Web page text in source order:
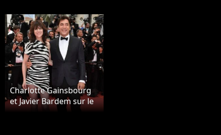
Charlotte Gainsbourg
et Javier Bardem sur le
red carpet, à